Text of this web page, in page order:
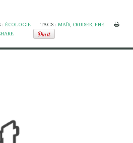
: ÉCOLOGIE TAGS :MAÏS, CRUISER,FNE